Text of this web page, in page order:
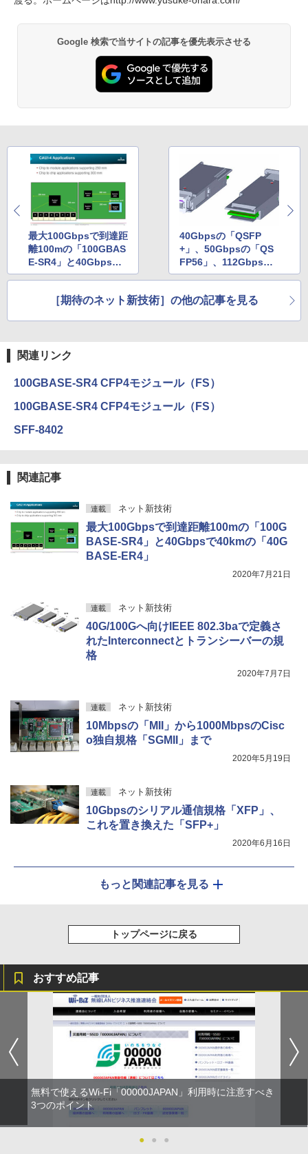
Google 検索で当サイトの記事を優先表示させる
最大100Gbpsで到達距
離100mの「100GBAS
E-SR4」と40Gbpsで4
0kmの「40GBASE-ER
40Gbpsの「QSFP
+」、50Gbpsの「QS
FP56」、112Gbpsの
「SFP-DD」「QSFP2
［期待のネット新技術］の他の記事を見る
関連リンク
100GBASE-SR4 CFP4モジュール（FS）
100GBASE-SR4 CFP4モジュール（FS）
SFF-8402
関連記事
連載 ネット新技術
最大100Gbpsで到達距離100mの「100G
BASE-SR4」と40Gbpsで40kmの「40G
BASE-ER4」
2020年7月21日
連載 ネット新技術
40G/100Gへ向けIEEE 802.3baで定義さ
れたInterconnectとトランシーバーの規
格
2020年7月7日
連載 ネット新技術
10Mbpsの「MII」から1000MbpsのCisc
o独自規格「SGMII」まで
2020年5月19日
連載 ネット新技術
10Gbpsのシリアル通信規格「XFP」、
これを置き換えた「SFP+」
2020年6月16日
もっと関連記事を見る
トップページに戻る
おすすめ記事
無料で使えるWi-Fi「00000JAPAN」利用時に注意すべき
3つのポイント
● ● ●